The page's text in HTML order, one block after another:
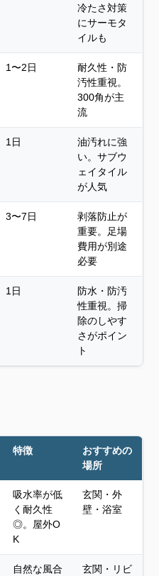
冷たさ対策
にサーモタ
イルも
1〜2日
耐久性・防
汚性重視。
300角が主
流
1日
油汚れに強
い。サブウ
ェイタイル
が人気
3〜7日
剥落防止が
重要。足場
費用が別途
必要
1日
防水・防汚
性重視。掃
除のしやす
さがポイン
ト
特徴
おすすめの
場所
吸水率が低
く耐久性
◎。屋外O
K
玄関・外
壁・浴室
自然な風合
玄関・リビ